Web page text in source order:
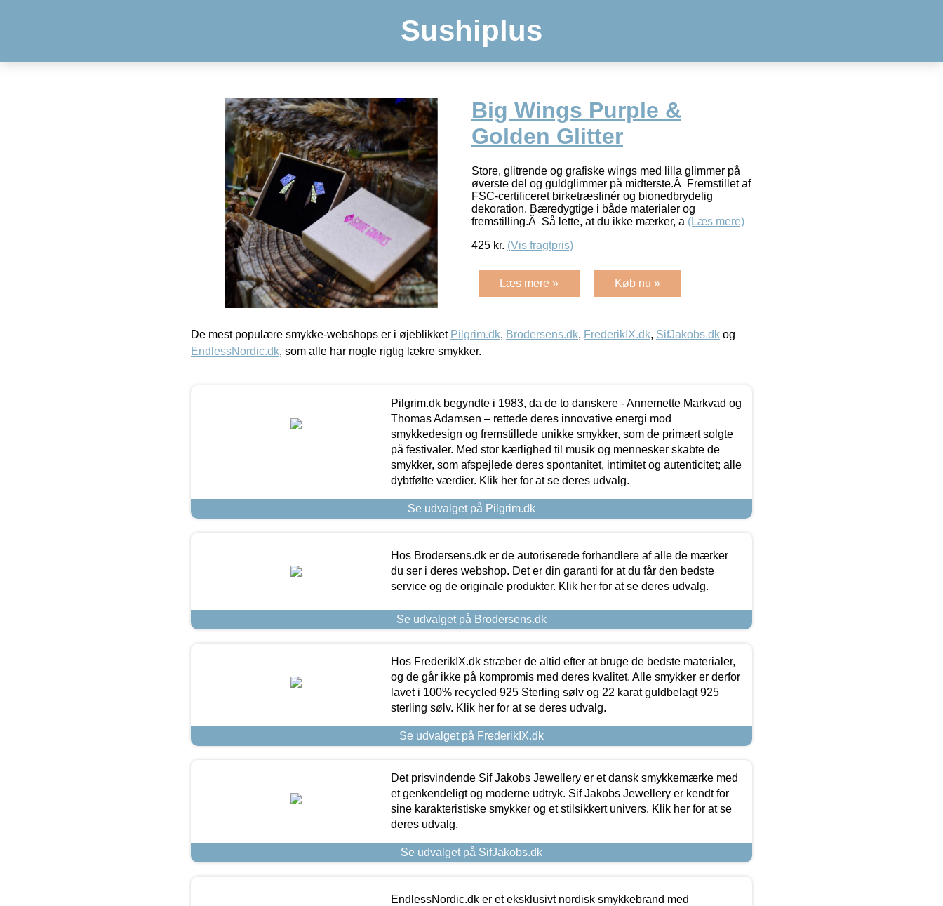
Sushiplus
Big Wings Purple &
Golden Glitter
Store, glitrende og grafiske wings med lilla glimmer på
øverste del og guldglimmer på midterste.Â Fremstillet af
FSC-certificeret birketræsfinér og bionedbrydelig
dekoration. Bæredygtige i både materialer og
fremstilling.Â Så lette, at du ikke mærker, a (Læs mere)
425 kr. (Vis fragtpris)
Læs mere » Køb nu »
De mest populære smykke-webshops er i øjeblikket Pilgrim.dk, Brodersens.dk, FrederikIX.dk, SifJakobs.dk og
EndlessNordic.dk, som alle har nogle rigtig lækre smykker.
Pilgrim.dk begyndte i 1983, da de to danskere - Annemette Markvad og
Thomas Adamsen – rettede deres innovative energi mod
smykkedesign og fremstillede unikke smykker, som de primært solgte
på festivaler. Med stor kærlighed til musik og mennesker skabte de
smykker, som afspejlede deres spontanitet, intimitet og autenticitet; alle
dybtfølte værdier. Klik her for at se deres udvalg.
Se udvalget på Pilgrim.dk
Hos Brodersens.dk er de autoriserede forhandlere af alle de mærker
du ser i deres webshop. Det er din garanti for at du får den bedste
service og de originale produkter. Klik her for at se deres udvalg.
Se udvalget på Brodersens.dk
Hos FrederikIX.dk stræber de altid efter at bruge de bedste materialer,
og de går ikke på kompromis med deres kvalitet. Alle smykker er derfor
lavet i 100% recycled 925 Sterling sølv og 22 karat guldbelagt 925
sterling sølv. Klik her for at se deres udvalg.
Se udvalget på FrederikIX.dk
Det prisvindende Sif Jakobs Jewellery er et dansk smykkemærke med
et genkendeligt og moderne udtryk. Sif Jakobs Jewellery er kendt for
sine karakteristiske smykker og et stilsikkert univers. Klik her for at se
deres udvalg.
Se udvalget på SifJakobs.dk
EndlessNordic.dk er et eksklusivt nordisk smykkebrand med